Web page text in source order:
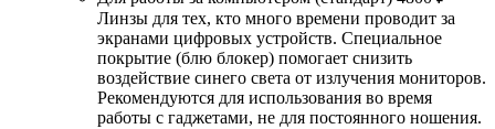
Линзы для тех, кто много времени проводит за
экранами цифровых устройств. Специальное
покрытие (блю блокер) помогает снизить
воздействие синего света от излучения мониторов.
Рекомендуются для использования во время
работы с гаджетами, не для постоянного ношения.